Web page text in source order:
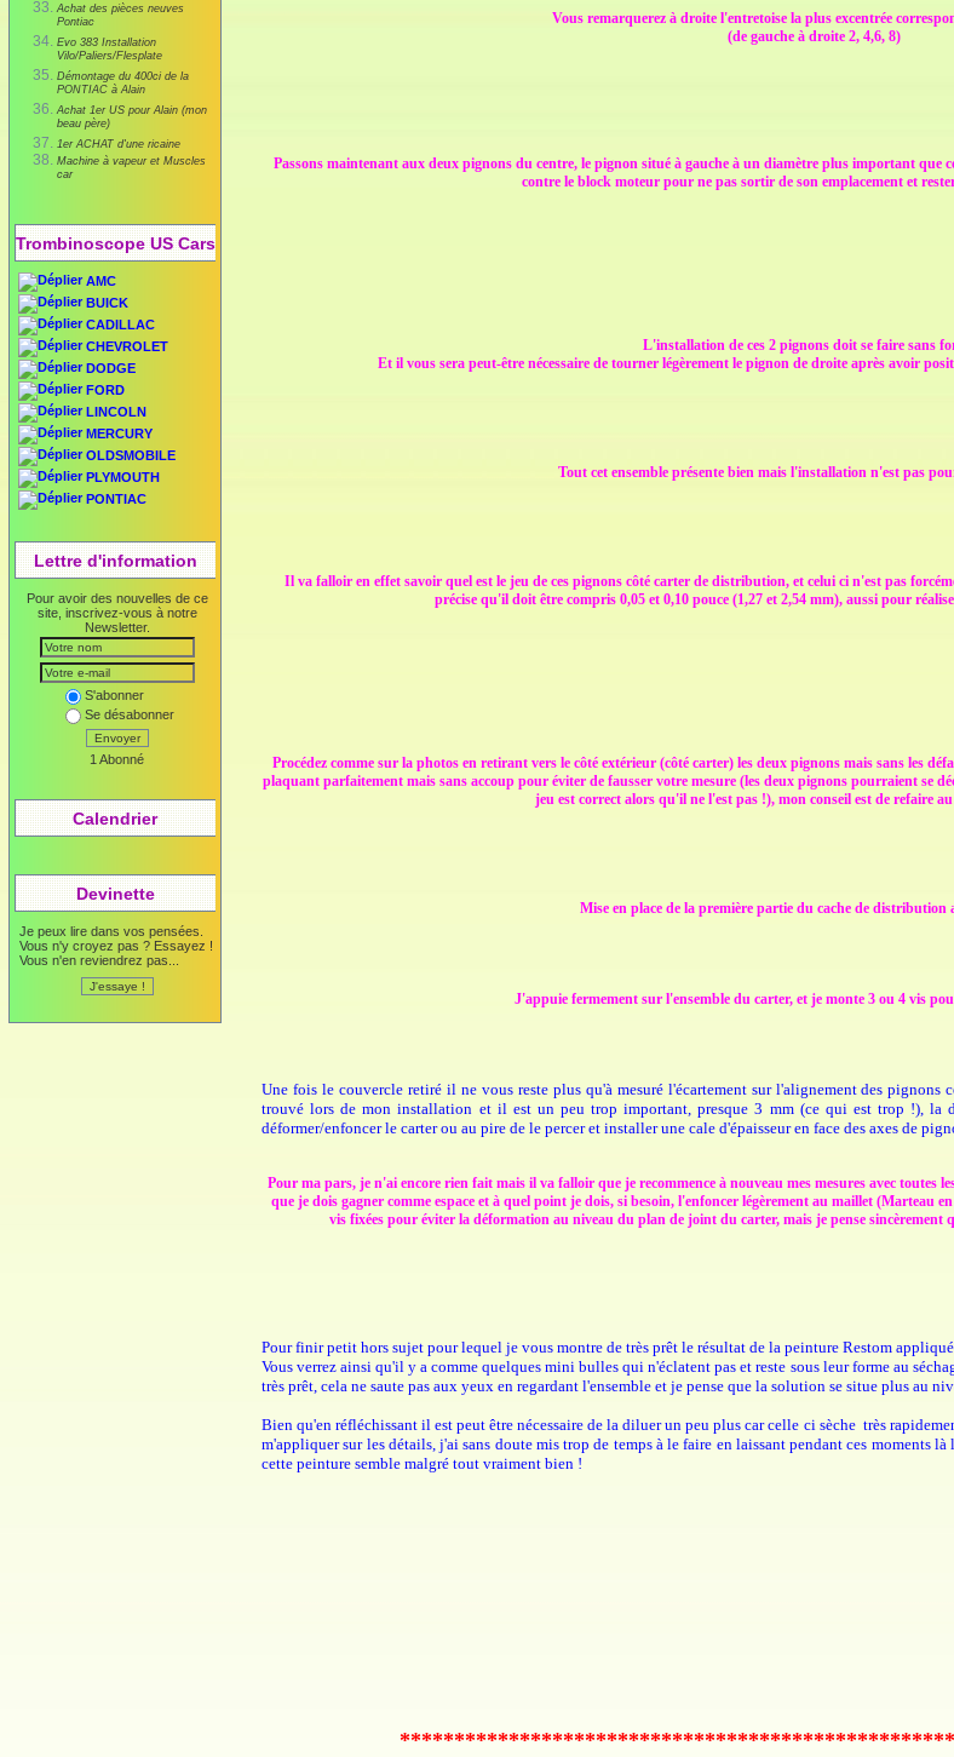
Achat des pièces neuves
Pontiac
Evo 383 Installation
Vilo/Paliers/Flesplate
Démontage du 400ci de la
PONTIAC à Alain
Achat 1er US pour Alain (mon
beau père)
1er ACHAT d'une ricaine
Machine à vapeur et Muscles
car
Trombinoscope US Cars
AMC
BUICK
CADILLAC
CHEVROLET
DODGE
FORD
LINCOLN
MERCURY
OLDSMOBILE
PLYMOUTH
PONTIAC
Lettre d'information
Pour avoir des nouvelles de ce
site, inscrivez-vous à notre
Newsletter.
S'abonner
Se désabonner
Envoyer
1 Abonné
Calendrier
Devinette
Je peux lire dans vos pensées.
Vous n'y croyez pas ? Essayez !
Vous n'en reviendrez pas...
Vous remarquerez à droite l'entretoise la plus excentrée
(de gauche à droite 2, 4,6, 8)
Passons maintenant aux deux pignons du centre, le pignon situé à gauche à un diamètre plus important
contre le block moteur pour ne pas sortir de son emplacement et
L'installation de ces 2 pignons doit se faire sans
Et il vous sera peut-être nécessaire de tourner légèrement le pignon de droite après avoir
Tout cet ensemble présente bien mais l'installation n'est pas
Il va falloir en effet savoir quel est le jeu de ces pignons côté carter de distribution, et celui ci n'est pas
précise qu'il doit être compris 0,05 et 0,10 pouce (1,27 et 2,54 mm), aussi pour
Procédez comme sur la photos en retirant vers le côté extérieur (côté carter) les deux pignons mais sans les
plaquant parfaitement mais sans accoup pour éviter de fausser votre mesure (les deux pignons pourraient se
jeu est correct alors qu'il ne l'est pas !), mon conseil est de refaire
Mise en place de la première partie du cache de distribution
J'appuie fermement sur l'ensemble du carter, et je monte 3 ou 4 vis
Une fois le couvercle retiré il ne vous reste plus qu'à mesuré l'écartement sur l'alignement des
trouvé lors de mon installation et il est un peu trop important, presque 3 mm (ce qui est trop !), la
déformer/enfoncer le carter ou au pire de le percer et installer une cale d'épaisseur en face des axes de
Pour ma pars, je n'ai encore rien fait mais il va falloir que je recommence à nouveau mes mesures avec toutes
que je dois gagner comme espace et à quel point je dois, si besoin, l'enfoncer légèrement au maillet (Marteau
vis fixées pour éviter la déformation au niveau du plan de joint du carter, mais je pense sincèrement
Pour finir petit hors sujet pour lequel je vous montre de très prêt le résultat de la peinture Restom
Vous verrez ainsi qu'il y a comme quelques mini bulles qui n'éclatent pas et reste sous leur forme au
très prêt, cela ne saute pas aux yeux en regardant l'ensemble et je pense que la solution se situe plus au
Bien qu'en réfléchissant il est peut être nécessaire de la diluer un peu plus car celle ci sèche très
m'appliquer sur les détails, j'ai sans doute mis trop de temps à le faire en laissant pendant ces
cette peinture semble malgré tout vraiment bien !